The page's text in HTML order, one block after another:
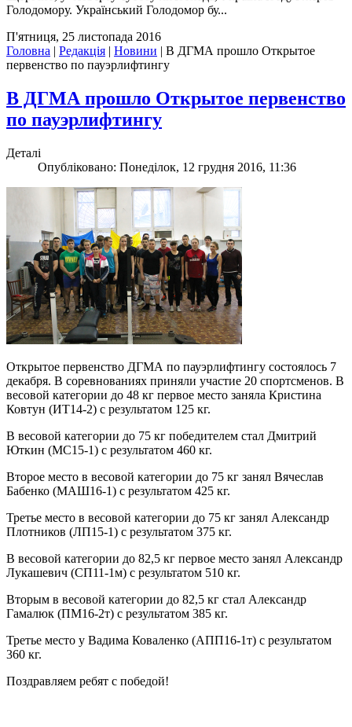
Голодомору. Український Голодомор бу...
П'ятниця, 25 листопада 2016
Головна | Редакція | Новини | В ДГМА прошло Открытое
первенство по пауэрлифтингу
В ДГМА прошло Открытое первенство
по пауэрлифтингу
Деталі
Опубліковано: Понеділок, 12 грудня 2016, 11:36
Открытое первенство ДГМА по пауэрлифтингу состоялось 7
декабря. В соревнованиях приняли участие 20 спортсменов. В
весовой категории до 48 кг первое место заняла Кристина
Ковтун (ИТ14-2) с результатом 125 кг.
В весовой категории до 75 кг победителем стал Дмитрий
Юткин (МС15-1) с результатом 460 кг.
Второе место в весовой категории до 75 кг занял Вячеслав
Бабенко (МАШ16-1) с результатом 425 кг.
Третье место в весовой категории до 75 кг занял Александр
Плотников (ЛП15-1) с результатом 375 кг.
В весовой категории до 82,5 кг первое место занял Александр
Лукашевич (СП11-1м) с результатом 510 кг.
Вторым в весовой категории до 82,5 кг стал Александр
Гамалюк (ПМ16-2т) с результатом 385 кг.
Третье место у Вадима Коваленко (АПП16-1т) с результатом
360 кг.
Поздравляем ребят с победой!